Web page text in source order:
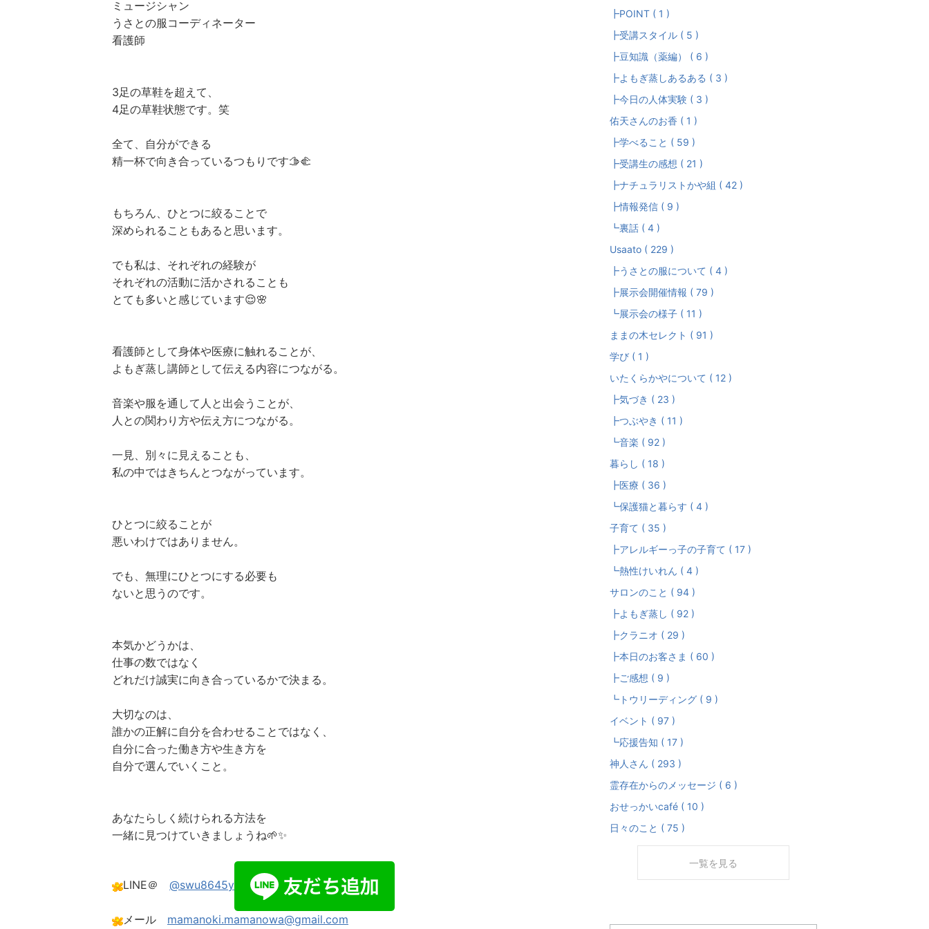
ミュージシャン
うさとの服コーディネーター
看護師
3足の草鞋を超えて、
4足の草鞋状態です。笑
全て、自分ができる
精一杯で向き合っているつもりです🫱‍🫲
もちろん、ひとつに絞ることで
深められることもあると思います。
でも私は、それぞれの経験が
それぞれの活動に活かされることも
とても多いと感じています😌🌸
看護師として身体や医療に触れることが、
よもぎ蒸し講師として伝える内容につながる。
音楽や服を通して人と出会うことが、
人との関わり方や伝え方につながる。
一見、別々に見えることも、
私の中ではきちんとつながっています。
ひとつに絞ることが
悪いわけではありません。
でも、無理にひとつにする必要も
ないと思うのです。
本気かどうかは、
仕事の数ではなく
どれだけ誠実に向き合っているかで決まる。
大切なのは、
誰かの正解に自分を合わせることではなく、
自分に合った働き方や生き方を
自分で選んでいくこと。
あなたらしく続けられる方法を
一緒に見つけていきましょうね🌱✨
LINE＠ @swu8645y
メール mamanoki.mamanowa@gmail.com
┣POINT ( 1 )
┣受講スタイル ( 5 )
┣豆知識（薬編） ( 6 )
┣よもぎ蒸しあるある ( 3 )
┣今日の人体実験 ( 3 )
佑天さんのお香 ( 1 )
┣学べること ( 59 )
┣受講生の感想 ( 21 )
┣ナチュラリストかや組 ( 42 )
┣情報発信 ( 9 )
┗裏話 ( 4 )
Usaato ( 229 )
┣うさとの服について ( 4 )
┣展示会開催情報 ( 79 )
┗展示会の様子 ( 11 )
ままの木セレクト ( 91 )
学び ( 1 )
いたくらかやについて ( 12 )
┣気づき ( 23 )
┣つぶやき ( 11 )
┗音楽 ( 92 )
暮らし ( 18 )
┣医療 ( 36 )
┗保護猫と暮らす ( 4 )
子育て ( 35 )
┣アレルギーっ子の子育て ( 17 )
┗熱性けいれん ( 4 )
サロンのこと ( 94 )
┣よもぎ蒸し ( 92 )
┣クラニオ ( 29 )
┣本日のお客さま ( 60 )
┣ご感想 ( 9 )
┗トウリーディング ( 9 )
イベント ( 97 )
┗応援告知 ( 17 )
神人さん ( 293 )
霊存在からのメッセージ ( 6 )
おせっかいcafé ( 10 )
日々のこと ( 75 )
一覧を見る